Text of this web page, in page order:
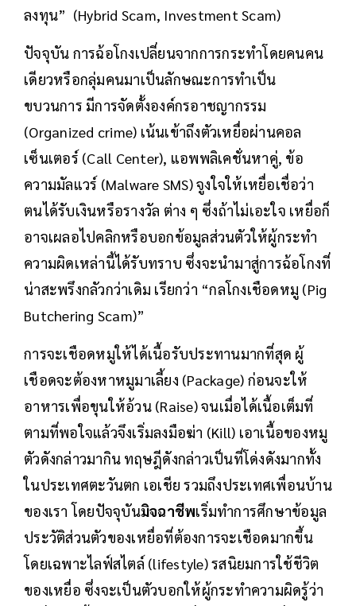
ลงทุน” (Hybrid Scam, Investment Scam)
ปัจจุบัน การฉ้อโกงเปลี่ยนจากการกระทำโดยคนคน
เดียวหรือกลุ่มคนมาเป็นลักษณะการทำเป็น
ขบวนการ มีการจัดตั้งองค์กรอาชญากรรม
(Organized crime) เน้นเข้าถึงตัวเหยื่อผ่านคอล
เซ็นเตอร์ (Call Center), แอพพลิเคชั่นหาคู่, ข้อ
ความมัลแวร์ (Malware SMS) จูงใจให้เหยื่อเชื่อว่า
ตนได้รับเงินหรือรางวัล ต่าง ๆ ซึ่งถ้าไม่เอะใจ เหยื่อก็
อาจเผลอไปคลิกหรือบอกข้อมูลส่วนตัวให้ผู้กระทำ
ความผิดเหล่านี้ได้รับทราบ ซึ่งจะนำมาสู่การฉ้อโกงที่
น่าสะพรึงกลัวกว่าเดิม เรียกว่า “กลโกงเชือดหมู (Pig
Butchering Scam)”
การจะเชือดหมูให้ได้เนื้อรับประทานมากที่สุด ผู้
เชือดจะต้องหาหมูมาเลี้ยง (Package) ก่อนจะให้
อาหารเพื่อขุนให้อ้วน (Raise) จนเมื่อได้เนื้อเต็มที่
ตามที่พอใจแล้วจึงเริ่มลงมือฆ่า (Kill) เอาเนื้อของหมู
ตัวดังกล่าวมากิน ทฤษฎีดังกล่าวเป็นที่โด่งดังมากทั้ง
ในประเทศตะวันตก เอเชีย รวมถึงประเทศเพื่อนบ้าน
ของเรา โดยปัจจุบันมิจฉาชีพเริ่มทำการศึกษาข้อมูล
ประวัติส่วนตัวของเหยื่อที่ต้องการจะเชือดมากขึ้น
โดยเฉพาะไลฟ์สไตล์ (lifestyle) รสนิยมการใช้ชีวิต
ของเหยื่อ ซึ่งจะเป็นตัวบอกให้ผู้กระทำความผิดรู้ว่า